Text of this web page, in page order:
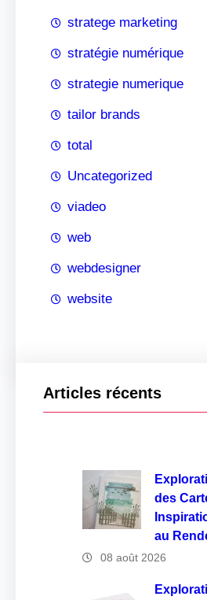
stratege marketing
stratégie numérique
strategie numerique
tailor brands
total
Uncategorized
viadeo
web
webdesigner
website
Articles récents
des
au
08 août 2026